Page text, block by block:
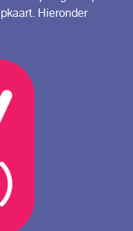
Hieronder